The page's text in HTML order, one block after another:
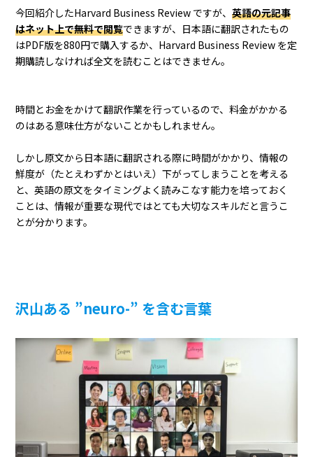
今回紹介したHarvard Business Review ですが、英語の元記事
はネット上で無料で閲覧できますが、日本語に翻訳されたもの
はPDF版を880円で購入するか、Harvard Business Review を定
期購読しなければ全文を読むことはできません。
時間とお金をかけて翻訳作業を行っているので、料金がかかる
のはある意味仕方がないことかもしれません。
しかし原文から日本語に翻訳される際に時間がかかり、情報の
鮮度が（たとえわずかとはいえ）下がってしまうことを考える
と、英語の原文をタイミングよく読みこなす能力を培っておく
ことは、情報が重要な現代ではとても大切なスキルだと言うこ
とが分かります。
沢山ある ”neuro-” を含む言葉